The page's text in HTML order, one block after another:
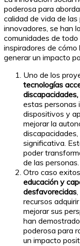
poderosa para
calidad de vida de
innovadores, se han
comunidades de
inspiradores de
generar un impacto
Uno de los
tecnologías
discapacidades,
estas personas
dispositivos y
mejorar la
significativa.
poder
de las personas.
Otro caso
educación y
desfavorecidas
recursos
mejorar sus
han
poderosa para
un impacto